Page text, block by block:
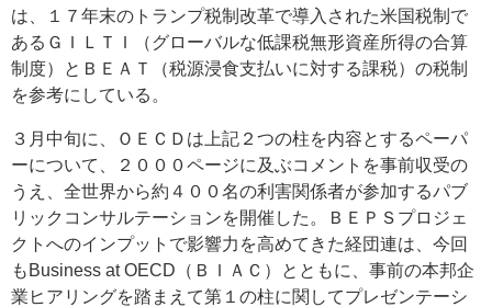
は、１７年末のトランプ税制改革で導入された米国税制で
あるＧＩＬＴＩ（グローバルな低課税無形資産所得の合算
制度）とＢＥＡＴ（税源浸食支払いに対する課税）の税制
を参考にしている。
３月中旬に、ＯＥＣＤは上記２つの柱を内容とするペーパ
ーについて、２０００ページに及ぶコメントを事前収受の
うえ、全世界から約４００名の利害関係者が参加するパブ
リックコンサルテーションを開催した。ＢＥＰＳプロジェ
クトへのインプットで影響力を高めてきた経団連は、今回
もBusiness at OECD（ＢＩＡＣ）とともに、事前の本邦企
業ヒアリングを踏まえて第１の柱に関してプレゼンテーシ